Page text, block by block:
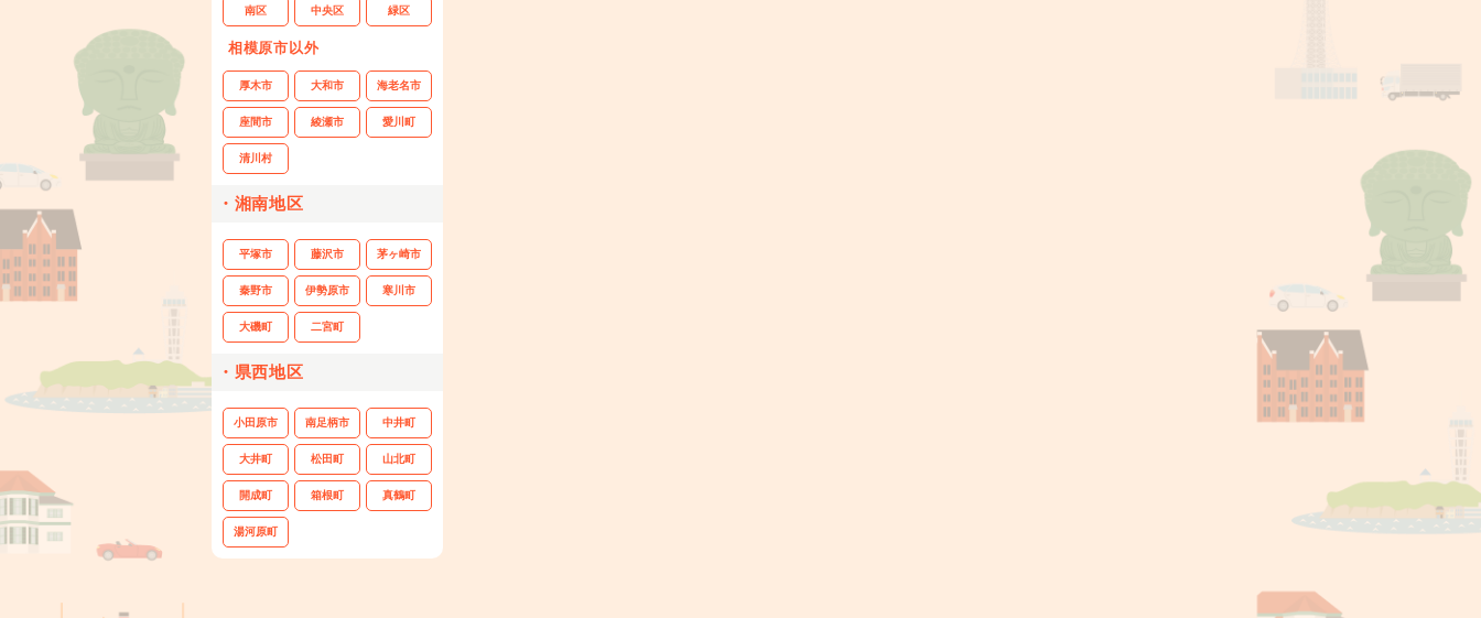
南区 中央区 緑区
相模原市以外
厚木市 大和市 海老名市
座間市 綾瀬市 愛川町
清川村
・湘南地区
平塚市 藤沢市 茅ヶ崎市
秦野市 伊勢原市 寒川市
大磯町 二宮町
・県西地区
小田原市 南足柄市 中井町
大井町 松田町 山北町
開成町 箱根町 真鶴町
湯河原町